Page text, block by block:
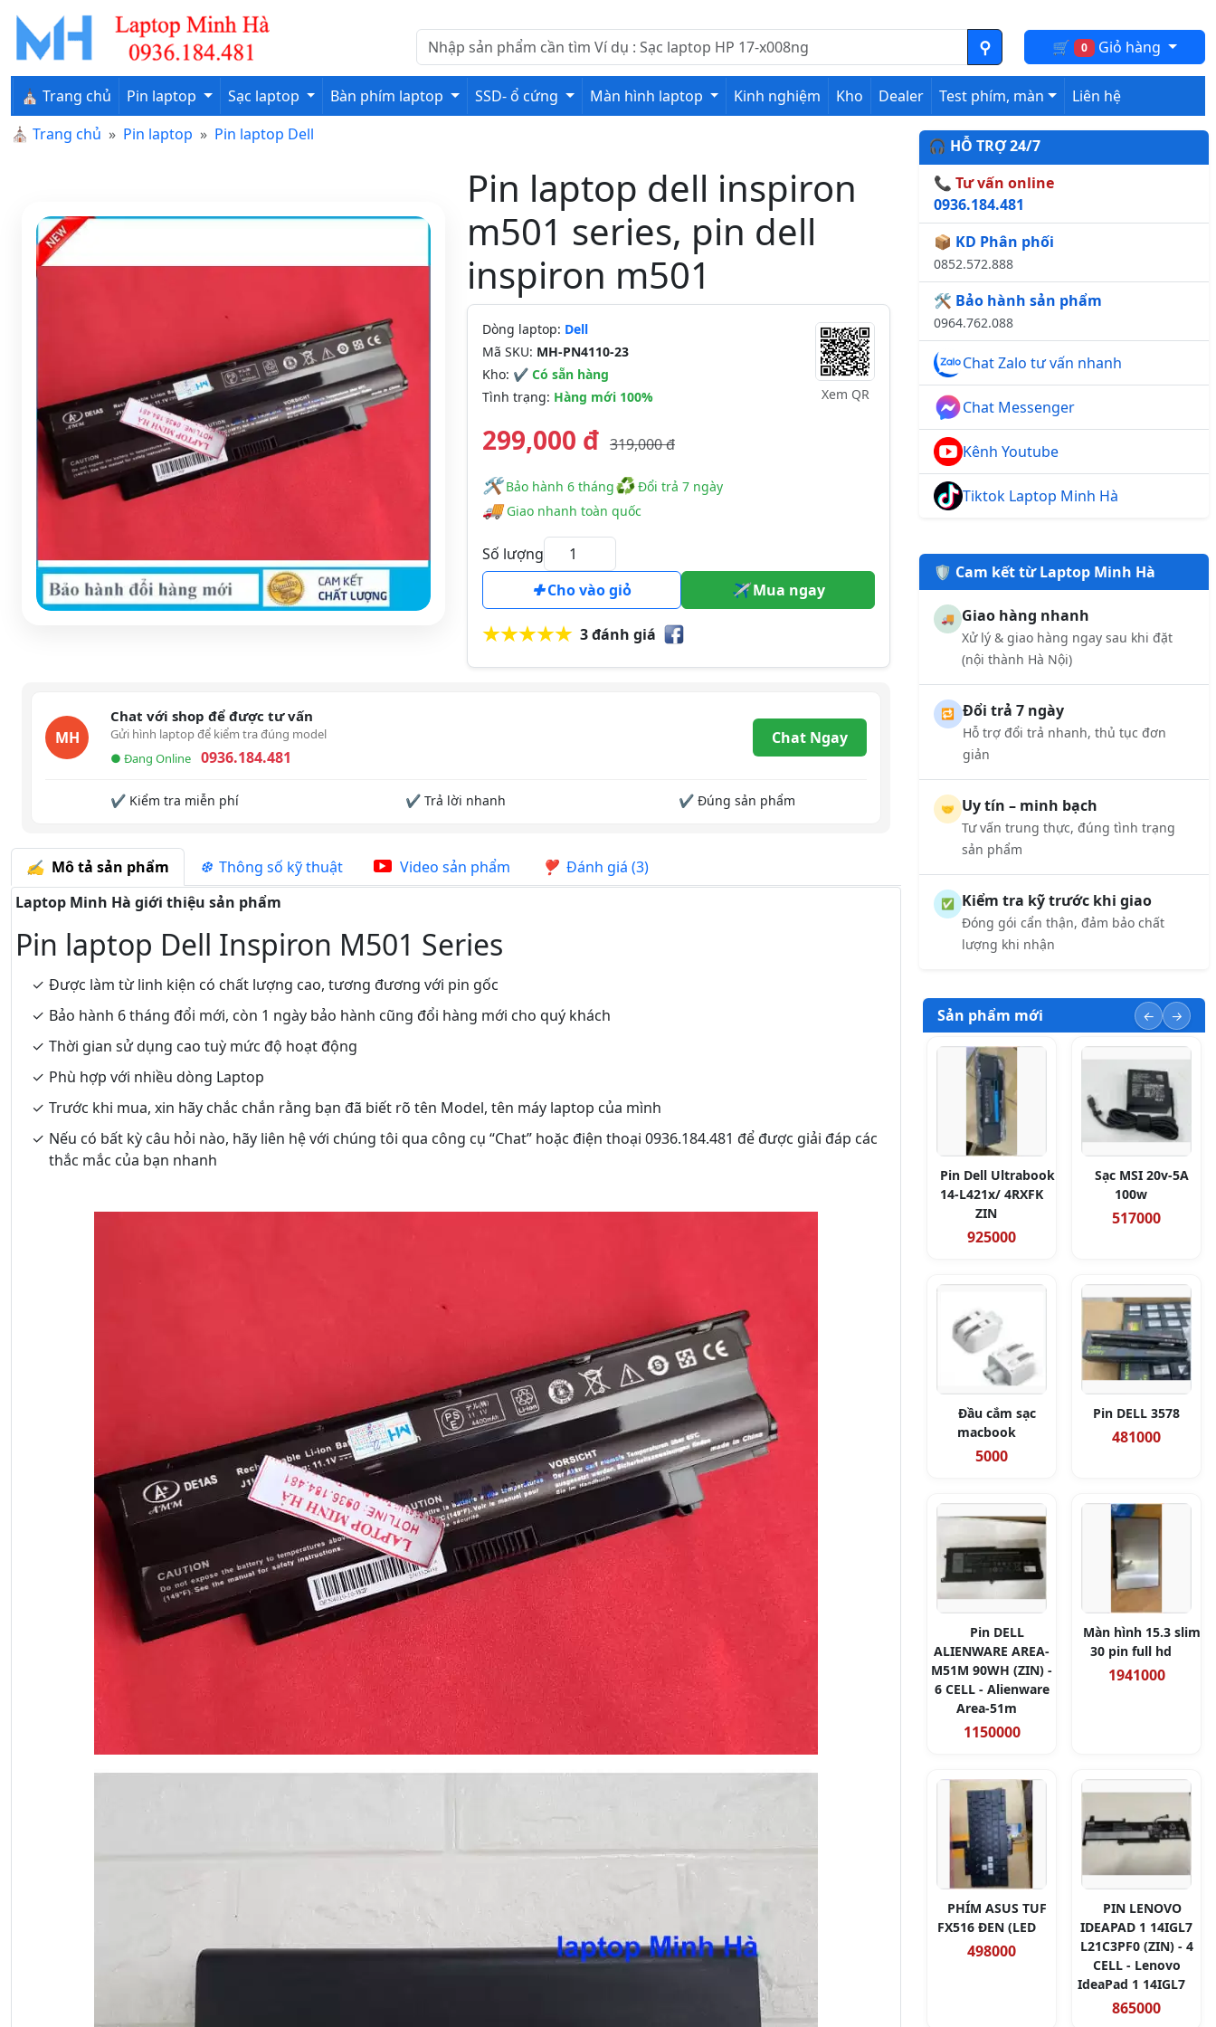
🛒 0 Giỏ hàng
⛪ Trang chủ Pin laptop Sạc laptop Bàn phím laptop SSD- ổ cứng Màn hình laptop Kinh nghiệm Kho Dealer Test phím, màn
Liên hệ
⛪ Trang chủ Pin laptop Pin laptop Dell
Pin laptop dell inspiron
m501 series, pin dell
inspiron m501
Dòng laptop: Dell
Mã SKU: MH-PN4110-23
Kho: ✔ Có sẵn hàng
Tình trạng: Hàng mới 100% Xem QR
299,000 đ 319,000 đ
🛠️️ Bảo hành 6 tháng♻Đổi trả 7 ngày
🚚Giao nhanh toàn quốc
Số lượng
Cho vào giỏ
Mua ngay
3 đánh giá
MH
Chat với shop để được tư vấn
Gửi hình laptop để kiểm tra đúng model
● Đang Online
0936.184.481
Chat Ngay
✔ Kiểm tra miễn phí ✔ Trả lời nhanh ✔ Đúng sản phẩm
Mô tả sản phẩm Thông số kỹ thuật Video sản phẩm
Đánh giá (3)
Laptop Minh Hà giới thiệu sản phẩm
Pin laptop Dell Inspiron M501 Series
Được làm từ linh kiện có chất lượng cao, tương đương với pin gốc
Bảo hành 6 tháng đổi mới, còn 1 ngày bảo hành cũng đổi hàng mới cho quý khách
Thời gian sử dụng cao tuỳ mức độ hoạt động
Phù hợp với nhiều dòng Laptop
Trước khi mua, xin hãy chắc chắn rằng bạn đã biết rõ tên Model, tên máy laptop của mình
Nếu có bất kỳ câu hỏi nào, hãy liên hệ với chúng tôi qua công cụ “Chat” hoặc điện thoại 0936.184.481 để được giải đáp các
thắc mắc của bạn nhanh
🎧 HỖ TRỢ 24/7
📞 Tư vấn online
0936.184.481
📦 KD Phân phối
0852.572.888
🛠️ Bảo hành sản phẩm
0964.762.088
Chat Zalo tư vấn nhanh
Chat Messenger
Kênh Youtube
Tiktok Laptop Minh Hà
🛡️ Cam kết từ Laptop Minh Hà
🚚 Giao hàng nhanh
Xử lý & giao hàng ngay sau khi đặt
(nội thành Hà Nội)
🔁 Đổi trả 7 ngày
Hỗ trợ đổi trả nhanh, thủ tục đơn
giản
🤝 Uy tín – minh bạch
Tư vấn trung thực, đúng tình trạng
sản phẩm
✅ Kiểm tra kỹ trước khi giao
Đóng gói cẩn thận, đảm bảo chất
lượng khi nhận
Sản phẩm mới
Pin Dell Ultrabook
14-L421x/ 4RXFK
ZIN
925000
Sạc MSI 20v-5A
100w
517000
Đầu cắm sạc
macbook
5000
Pin DELL 3578
481000
Pin DELL
ALIENWARE AREA-
M51M 90WH (ZIN) -
6 CELL - Alienware
Area-51m
1150000
Màn hình 15.3 slim
30 pin full hd
1941000
PHÍM ASUS TUF
FX516 ĐEN (LED
498000
PIN LENOVO
IDEAPAD 1 14IGL7
L21C3PF0 (ZIN) - 4
CELL - Lenovo
IdeaPad 1 14IGL7
865000